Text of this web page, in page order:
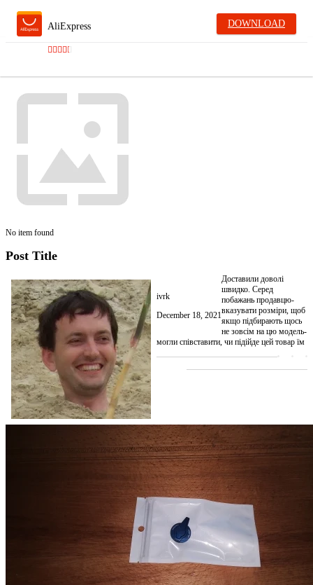
AliExpress DOWNLOAD
No item found
Post Title
ivrk
December 18, 2021
Доставили доволі
швидко. Серед
побажань продавцю-
вказувати розміри, щоб
якщо підбирають щось
не зовсім на цю модель-
могли співставити, чи підійде цей товар їм